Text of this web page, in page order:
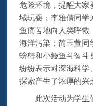
危险环境，提醒大家
域玩耍；李雅倩同学
鱼痛苦地向人类呼救
海洋污染；简玉萱同
螃蟹和小鳗鱼斗智斗
纷纷表示对深海科学
探索产生了浓厚的兴
此次活动为学生